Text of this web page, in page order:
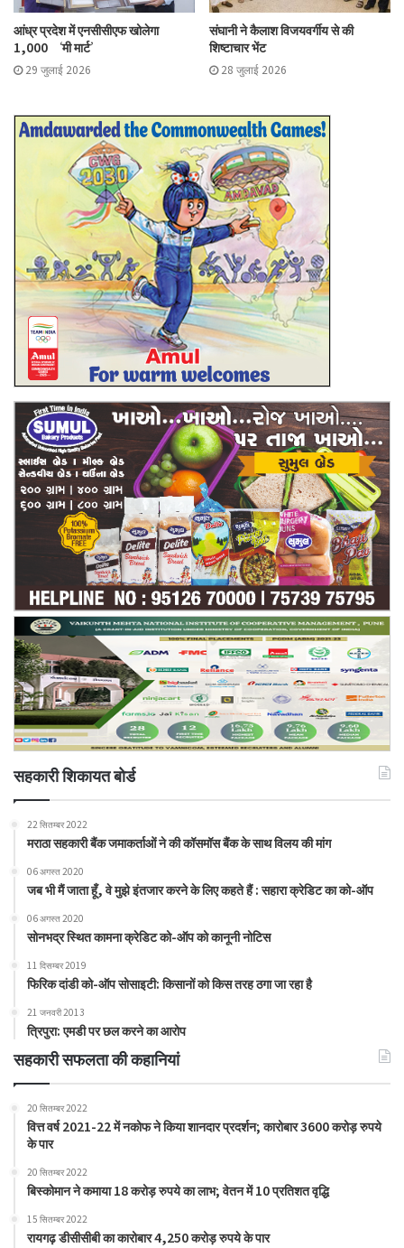
आंध्र प्रदेश में एनसीसीएफ खोलेगा
1,000 ‘मी मार्ट’
29 जुलाई 2026
संघानी ने कैलाश विजयवर्गीय से की
शिष्टाचार भेंट
28 जुलाई 2026
सहकारी शिकायत बोर्ड
22 सितम्बर 2022
मराठा सहकारी बैंक जमाकर्ताओं ने की कॉसमॉस बैंक के साथ विलय की मांग
06 अगस्त 2020
जब भी मैं जाता हूँ, वे मुझे इंतजार करने के लिए कहते हैं : सहारा क्रेडिट का को-ऑप
06 अगस्त 2020
सोनभद्र स्थित कामना क्रेडिट को-ऑप को कानूनी नोटिस
11 दिसम्बर 2019
फिरिक दांडी को-ऑप सोसाइटी: किसानों को किस तरह ठगा जा रहा है
21 जनवरी 2013
त्रिपुरा: एमडी पर छल करने का आरोप
सहकारी सफलता की कहानियां
20 सितम्बर 2022
वित्त वर्ष 2021-22 में नकोफ ने किया शानदार प्रदर्शन; कारोबार 3600 करोड़ रुपये
के पार
20 सितम्बर 2022
बिस्कोमान ने कमाया 18 करोड़ रुपये का लाभ; वेतन में 10 प्रतिशत वृद्धि
15 सितम्बर 2022
रायगढ़ डीसीसीबी का कारोबार 4,250 करोड़ रुपये के पार